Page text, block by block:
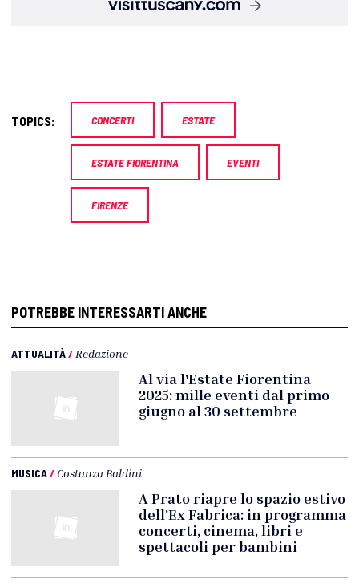
TOPICS: CONCERTI ESTATE
ESTATE FIORENTINA EVENTI
FIRENZE
POTREBBE INTERESSARTI ANCHE
ATTUALITÀ/ Redazione
Al via l'Estate Fiorentina
2025: mille eventi dal primo
giugno al 30 settembre
MUSICA/ Costanza Baldini
A Prato riapre lo spazio estivo
dell'Ex Fabrica: in programma
concerti, cinema, libri e
spettacoli per bambini